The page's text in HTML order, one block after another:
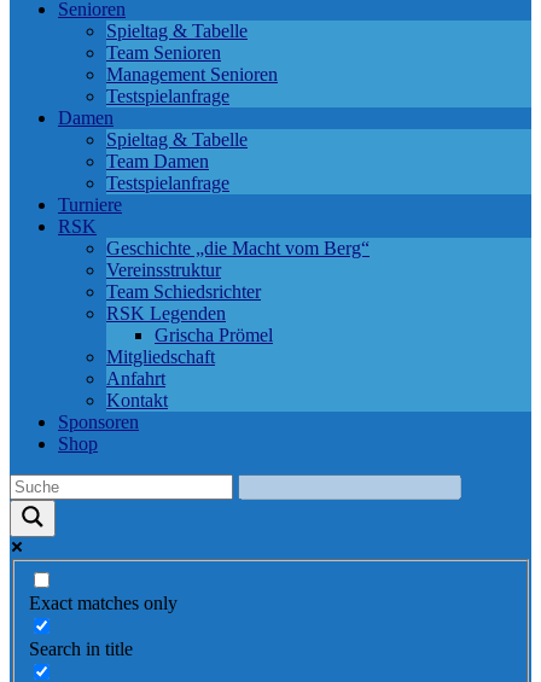
Senioren
Spieltag & Tabelle
Team Senioren
Management Senioren
Testspielanfrage
Damen
Spieltag & Tabelle
Team Damen
Testspielanfrage
Turniere
RSK
Geschichte „die Macht vom Berg“
Vereinsstruktur
Team Schiedsrichter
RSK Legenden
Grischa Prömel
Mitgliedschaft
Anfahrt
Kontakt
Sponsoren
Shop
Exact matches only
Search in title